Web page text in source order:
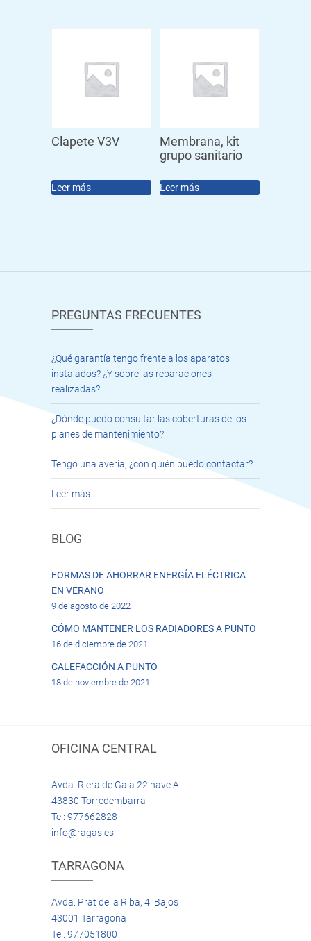
Clapete V3V
Leer más
Membrana, kit
grupo sanitario
Leer más
PREGUNTAS FRECUENTES
¿Qué garantía tengo frente a los aparatos
instalados? ¿Y sobre las reparaciones
realizadas?
¿Dónde puedo consultar las coberturas de los
planes de mantenimiento?
Tengo una avería, ¿con quién puedo contactar?
Leer más…
BLOG
FORMAS DE AHORRAR ENERGÍA ELÉCTRICA
EN VERANO
9 de agosto de 2022
CÓMO MANTENER LOS RADIADORES A PUNTO
16 de diciembre de 2021
CALEFACCIÓN A PUNTO
18 de noviembre de 2021
OFICINA CENTRAL
Avda. Riera de Gaia 22 nave A
43830 Torredembarra
Tel: 977662828
info@ragas.es
TARRAGONA
Avda. Prat de la Riba, 4 Bajos
43001 Tarragona
Tel: 977051800